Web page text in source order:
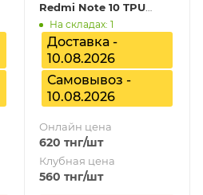
Redmi Note 10 TPU
Жёлтый
На складах: 1
Доставка -
10.08.2026
Самовывоз -
10.08.2026
Онлайн цена
620 тнг/шт
Клубная цена
560 тнг/шт